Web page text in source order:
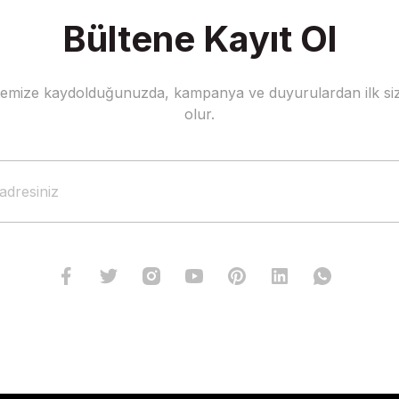
Bültene Kayıt Ol
kaydolduğunuzda, kampanya ve duyurulardan ilk
olur.